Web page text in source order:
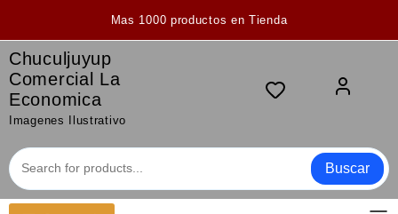
Mas 1000 productos en Tienda
Chuculjuyup
Comercial La
Economica
Imagenes Ilustrativo
Buscar